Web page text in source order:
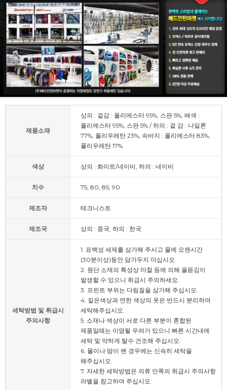
제품소재
상의 : 겉감 : 폴리에스터 95%, 스판 5%, 배색 :
폴리에스터 95%, 스판 5% / 하의 : 겉 감 : 나일론
77%, 폴리우레탄 23%, 속바지 : 폴리에스터 83%,
폴리우레탄 17%
색상 상의 : 화이트/네이비, 하의 : 네이비
치수 75, 80, 85, 90
제조자 테크니스트
제조국 상의 : 중국, 하의 : 한국
세탁방법 및 취급시
주의사항
1. 표백성 세제를 삼가해 주시고 물에 오랜시간
(30분이상)동안 담가두지 마십시오.
2. 원단 소재의 특성상 마찰 등에 의해 올뜯김이
발생할 수 있으니 취급시 주의하세요.
3. 프린트 부위는 다림질을 삼가해 주십시오.
4. 짙은색상과 연한 색상의 옷은 반드시 분리하여
세탁해주십시오.
5. 소재나 색상이 서로 다른 부분이 혼합된
제품일때는 이염될 우려가 있으니 빠른 시간내에
세탁 및 약하게 탈수 건조해 주십시오.
6. 물이나 땀이 밴 경우에는 신속히 세탁을
해주십시오.
7. 자세한 세탁방법은 의류 안쪽의 취급시 주의사항
라벨을 참고하여 주십시오.